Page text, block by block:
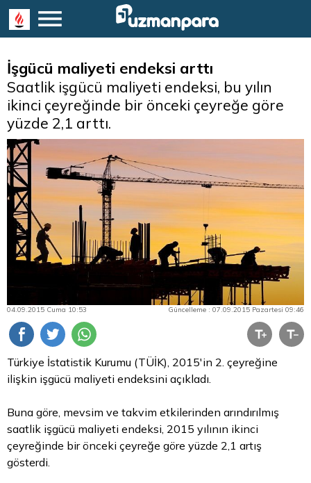
İşgücü maliyeti endeksi arttı
Saatlik işgücü maliyeti endeksi, bu yılın
ikinci çeyreğinde bir önceki çeyreğe göre
yüzde 2,1 arttı.
04.09.2015 Cuma 10:53 Güncelleme : 07.09.2015 Pazartesi 09:46
Türkiye İstatistik Kurumu (TÜİK), 2015'in 2. çeyreğine
ilişkin işgücü maliyeti endeksini açıkladı.
Buna göre, mevsim ve takvim etkilerinden arındırılmış
saatlik işgücü maliyeti endeksi, 2015 yılının ikinci
çeyreğinde bir önceki çeyreğe göre yüzde 2,1 artış
gösterdi.